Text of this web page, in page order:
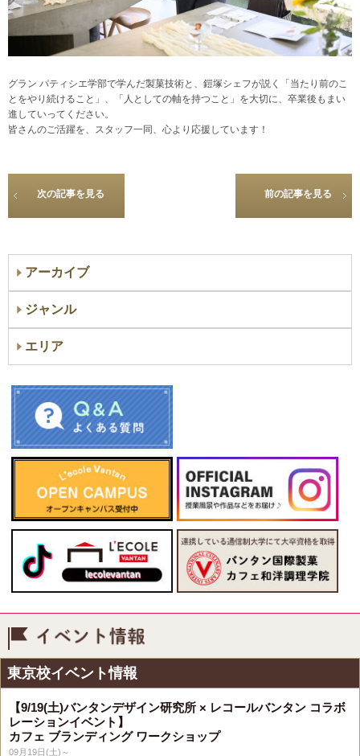
グラン パティシエ学部で学んだ製菓技術と、鎧塚シェフが説く「当たり前のこ
とをやり続けること」、「人としての軸を持つこと」を大切に、卒業後もまい
進していってください。
皆さんのご活躍を、スタッフ一同、心より応援しています！
次の記事を見る 前の記事を見る
アーカイブ
ジャンル
エリア
東京校イベント情報
【9/19(土)バンタンデザイン研究所 × レコールバンタン コラボ
レーションイベント】
カフェ ブランディング ワークショップ
09月19日(土)～